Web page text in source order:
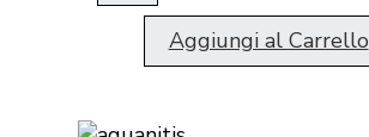
Aggiungi al Carrello